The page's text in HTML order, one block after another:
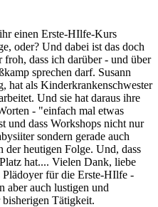
einen Erste-HIlfe-Kurs
oder? Und dabei ist das doch
dass ich darüber - und über
sprechen darf. Susann
hat als Kinderkrankenschwester
Und sie hat daraus ihre
- "einfach mal etwas
und dass Workshops nicht nur
sondern gerade auch
heutigen Folge. Und, dass
hat.... Vielen Dank, liebe
Plädoyer für die Erste-HIlfe -
aber auch lustigen und
bisherigen Tätigkeit.